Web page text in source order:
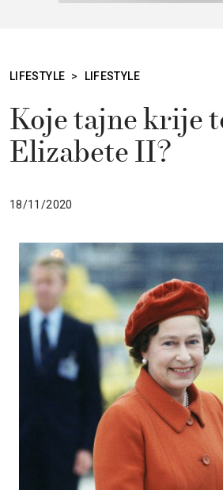
LIFESTYLE > LIFESTYLE
Koje tajne krije
Elizabete II?
18/11/2020